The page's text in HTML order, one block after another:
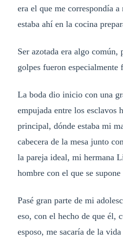
era el que me correspondía
estaba ahí en la cocina
Ser azotada era algo común,
golpes fueron especialmente
La boda dio inicio con una
empujada entre los esclavos
principal, dónde estaba mi
cabecera de la mesa junto
la pareja ideal, mi hermana
hombre con el que se
Pasé gran parte de mi
eso, con el hecho de que él,
esposo, me sacaría de la